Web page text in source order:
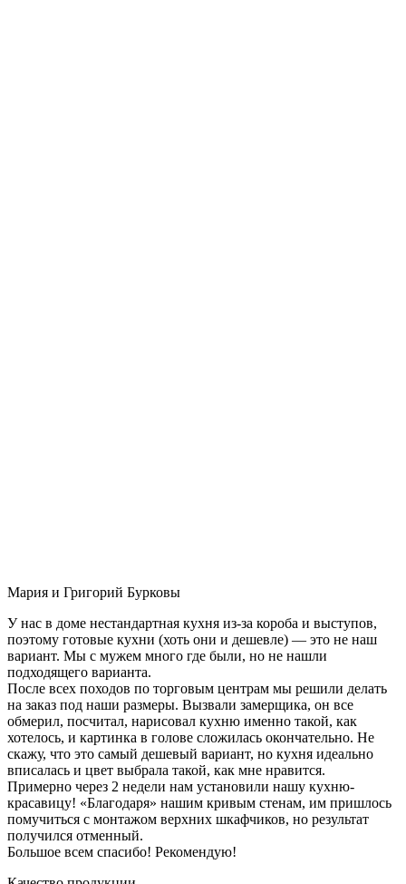
Мария и Григорий Бурковы
У нас в доме нестандартная кухня из-за короба и выступов,
поэтому готовые кухни (хоть они и дешевле) — это не наш
вариант. Мы с мужем много где были, но не нашли
подходящего варианта.
После всех походов по торговым центрам мы решили делать
на заказ под наши размеры. Вызвали замерщика, он все
обмерил, посчитал, нарисовал кухню именно такой, как
хотелось, и картинка в голове сложилась окончательно. Не
скажу, что это самый дешевый вариант, но кухня идеально
вписалась и цвет выбрала такой, как мне нравится.
Примерно через 2 недели нам установили нашу кухню-
красавицу! «Благодаря» нашим кривым стенам, им пришлось
помучиться с монтажом верхних шкафчиков, но результат
получился отменный.
Большое всем спасибо! Рекомендую!